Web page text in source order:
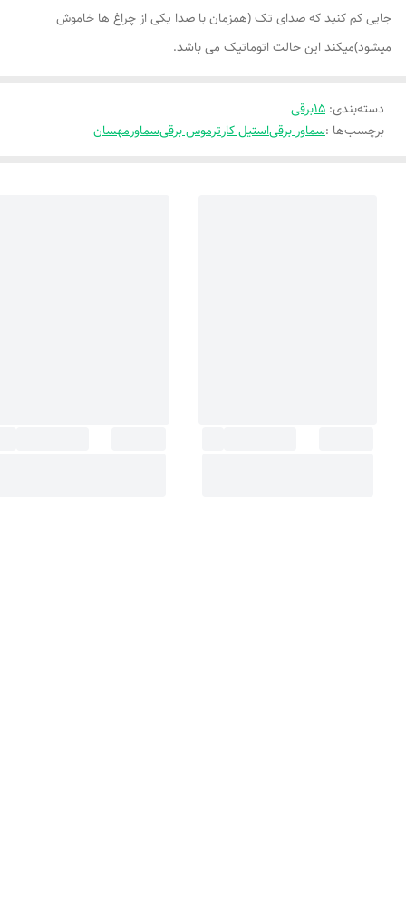
جایی کم کنید که صدای تک (همزمان با صدا یکی از چراغ ها خاموش
میشود)میکند این حالت اتوماتیک می باشد.
دسته‌بندی: 15برقی
برچسب‌ها :سماور برقیاستیل کارترموس برقیسماورمهسان